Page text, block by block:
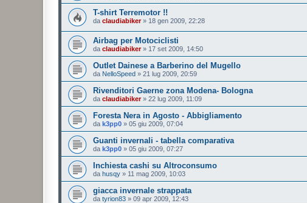
T-shirt Terremotor !!
da claudiabiker» 18 gen 2009, 22:28
Airbag per Motociclisti
da claudiabiker» 17 set 2009, 14:50
Outlet Dainese a Barberino del Mugello
da NelloSpeed » 21 lug 2009, 20:59
Rivenditori Gaerne zona Modena- Bologna
da claudiabiker» 22 lug 2009, 11:09
Foresta Nera in Agosto - Abbigliamento
da k3pp0 » 05 giu 2009, 07:04
Guanti invernali - tabella comparativa
da k3pp0 » 05 giu 2009, 07:27
Inchiesta cashi su Altroconsumo
da husqy » 11 mag 2009, 10:03
giacca invernale strappata
da tyrion83 » 09 apr 2009, 12:43